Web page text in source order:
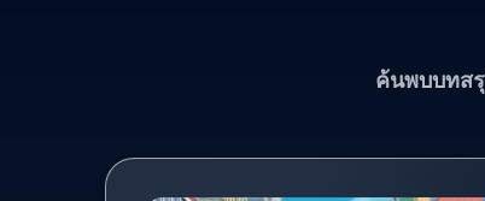
ค้นพบบทส